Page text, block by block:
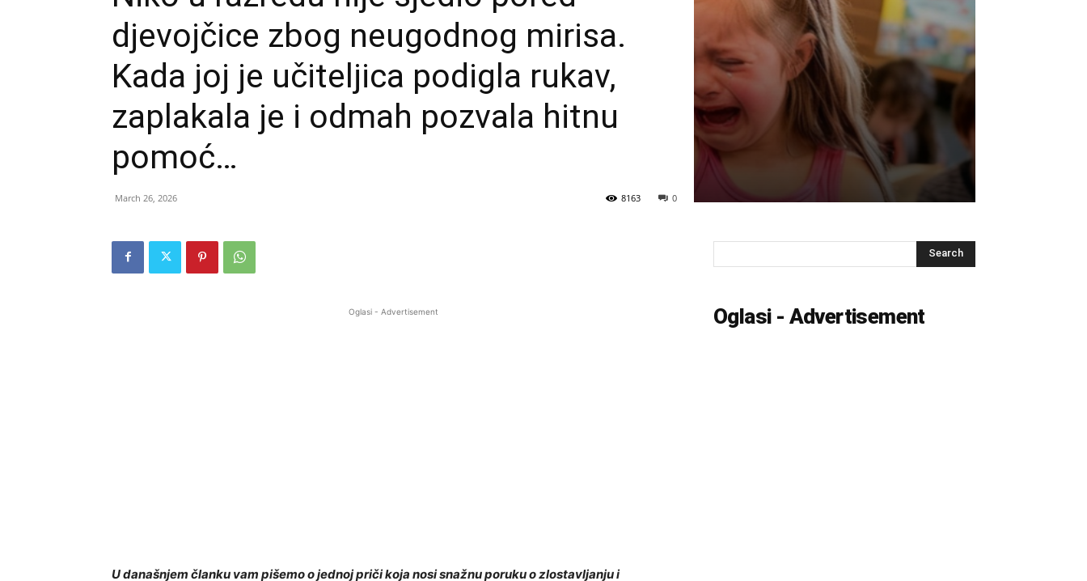
djevojčice zbog neugodnog mirisa.
Kada joj je učiteljica podigla rukav,
zaplakala je i odmah pozvala hitnu
pomoć…
March 26, 2026 0
8163
Oglasi - Advertisement
U današnjem članku vam pišemo o jednoj priči koja nosi snažnu poruku o zlostavljanju i
Oglasi - Advertisement